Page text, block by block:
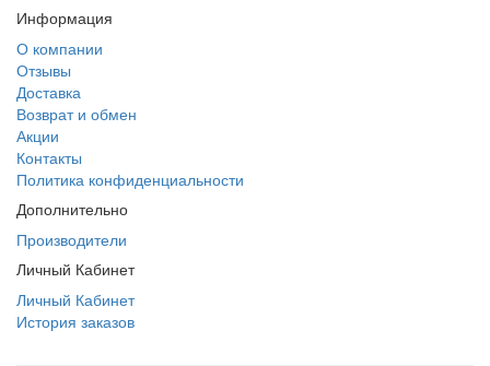
Информация
О компании
Отзывы
Доставка
Возврат и обмен
Акции
Контакты
Политика конфиденциальности
Дополнительно
Производители
Личный Кабинет
Личный Кабинет
История заказов